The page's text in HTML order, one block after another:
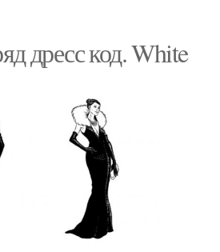
дресс код. White